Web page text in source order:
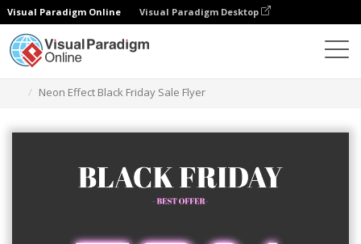
Visual Paradigm Online Visual Paradigm Desktop
Neon Effect Black Friday Sale Flyer